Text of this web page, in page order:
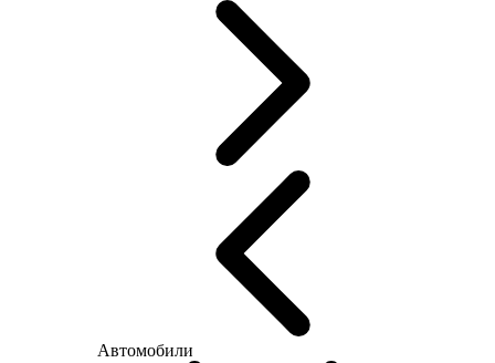
Автомобили